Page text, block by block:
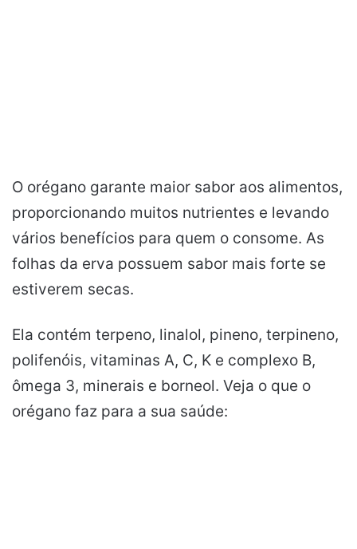
O orégano garante maior sabor aos alimentos,
proporcionando muitos nutrientes e levando
vários benefícios para quem o consome. As
folhas da erva possuem sabor mais forte se
estiverem secas.
Ela contém terpeno, linalol, pineno, terpineno,
polifenóis, vitaminas A, C, K e complexo B,
ômega 3, minerais e borneol. Veja o que o
orégano faz para a sua saúde: